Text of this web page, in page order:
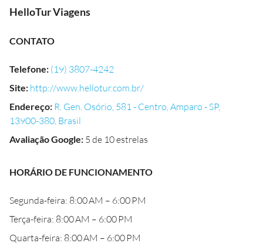
HelloTur Viagens
CONTATO
Telefone: (19) 3807-4242
Site: http://www.hellotur.com.br/
Endereço: R. Gen. Osório, 581 - Centro, Amparo - SP,
13900-380, Brasil
Avaliação Google: 5 de 10 estrelas
HORÁRIO DE FUNCIONAMENTO
Segunda-feira: 8:00 AM – 6:00 PM
Terça-feira: 8:00 AM – 6:00 PM
Quarta-feira: 8:00 AM – 6:00 PM